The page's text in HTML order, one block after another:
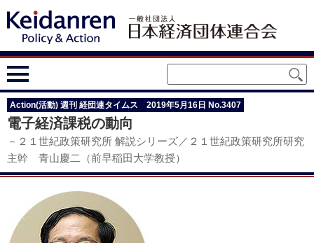
Action(活動) 週刊 経団連タイムス 2019年5月16日 No.3407
電子経済課税の動向
－２１世紀政策研究所 解説シリーズ／２１世紀政策研究所研究
主幹 青山慶二（前早稲田大学教授）